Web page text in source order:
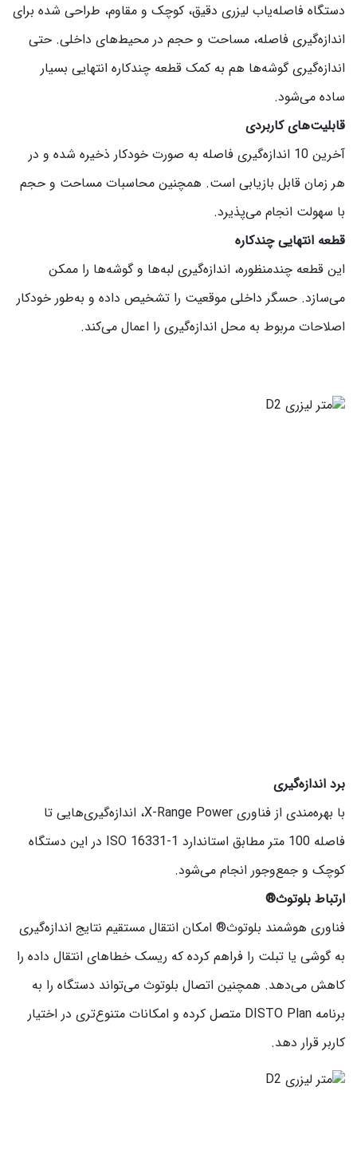
دستگاه فاصله‌یاب لیزری دقیق، کوچک و مقاوم، طراحی شده برای
اندازه‌گیری فاصله، مساحت و حجم در محیط‌های داخلی. حتی
اندازه‌گیری گوشه‌ها هم به کمک قطعه چندکاره انتهایی بسیار
ساده می‌شود.
قابلیت‌های کاربردی
آخرین 10 اندازه‌گیری فاصله به صورت خودکار ذخیره شده و در
هر زمان قابل بازیابی است. همچنین محاسبات مساحت و حجم
با سهولت انجام می‌پذیرد.
قطعه انتهایی چندکاره
این قطعه چندمنظوره، اندازه‌گیری لبه‌ها و گوشه‌ها را ممکن
می‌سازد. حسگر داخلی موقعیت را تشخیص داده و به‌طور خودکار
اصلاحات مربوط به محل اندازه‌گیری را اعمال می‌کند.
برد اندازه‌گیری
با بهره‌مندی از فناوری X-Range Power، اندازه‌گیری‌هایی تا
فاصله 100 متر مطابق استاندارد ISO 16331-1 در این دستگاه
کوچک و جمع‌وجور انجام می‌شود.
ارتباط بلوتوث®
فناوری هوشمند بلوتوث® امکان انتقال مستقیم نتایج اندازه‌گیری
به گوشی یا تبلت را فراهم کرده که ریسک خطاهای انتقال داده را
کاهش می‌دهد. همچنین اتصال بلوتوث می‌تواند دستگاه را به
برنامه DISTO Plan متصل کرده و امکانات متنوع‌تری در اختیار
کاربر قرار دهد.